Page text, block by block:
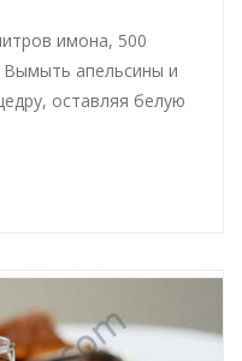
имона, 500
Вымыть апельсины и
оставляя белую